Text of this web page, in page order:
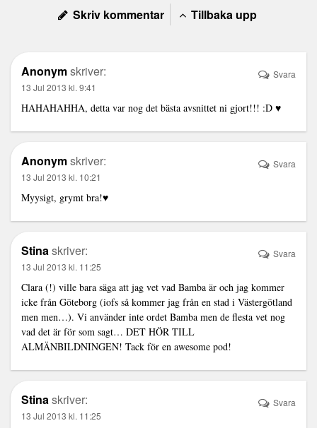
Skriv kommentar Tillbaka upp
Anonymskriver:
13 Jul 2013 kl. 9:41
HAHAHAHHA, detta var nog det bästa avsnittet ni gjort!!! :D ♥
Svara
Anonymskriver:
13 Jul 2013 kl. 10:21
Myysigt, grymt bra!♥
Svara
Stinaskriver:
13 Jul 2013 kl. 11:25
Clara (!) ville bara säga att jag vet vad Bamba är och jag kommer
icke från Göteborg (iofs så kommer jag från en stad i Västergötland
men men…). Vi använder inte ordet Bamba men de flesta vet nog
vad det är för som sagt… DET HÖR TILL
ALMÄNBILDNINGEN! Tack för en awesome pod!
Svara
Stinaskriver:
13 Jul 2013 kl. 11:25
Svara